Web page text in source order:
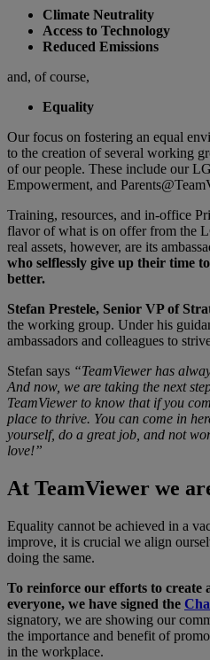
Climate Neutrality
Access to Technology
Reduced Emissions
and, of course,
Equality
Our focus on fostering an equal
to the creation of several working
of our people. These include our
Empowerment, and
Training, resources, and in-office
flavor of what is on offer from the
real assets, however, are its
who selflessly give up their time
better.
Stefan Prestele, Senior VP of
the working group. Under his
ambassadors and colleagues to
Stefan says “TeamViewer has
And now, we are taking the next
TeamViewer to know that if you
place to thrive. You can come in
yourself, do a great job, and not
love!”
At TeamViewer we
Equality cannot be achieved in a
improve, it is crucial we align
doing the same.
To reinforce our efforts to create
everyone, we have signed the
signatory, we are showing our
the importance and benefit of
in the workplace.